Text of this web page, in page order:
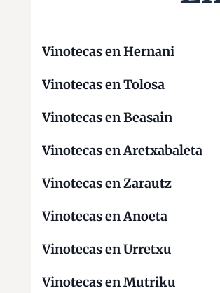
Vinotecas en Hernani
Vinotecas en Tolosa
Vinotecas en Beasain
Vinotecas en Aretxabaleta
Vinotecas en Zarautz
Vinotecas en Anoeta
Vinotecas en Urretxu
Vinotecas en Mutriku